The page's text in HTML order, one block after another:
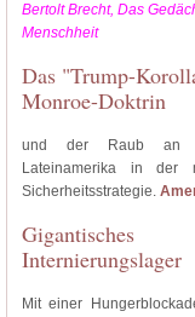
Bertolt Brecht, Das
Menschheit
Das "Trump-
Monroe-Doktrin
und der Raub an
Lateinamerika in der
Sicherheitsstrategie.
Gigantisches
Internierungslager
Mit einer